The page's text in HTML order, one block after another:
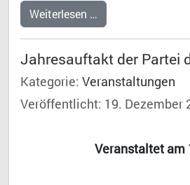
Weiterlesen …
Jahresauftakt der Partei
Kategorie: Veranstaltungen
Veröffentlicht: 19. Dezember
Veranstaltet am